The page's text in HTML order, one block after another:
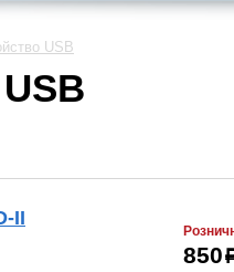
USB
II
850